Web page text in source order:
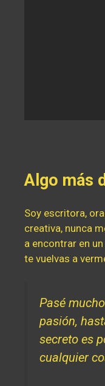
Algo más
Soy escritora,
creativa, nunca
a encontrar en
te vuelvas a
Pasé
pasión,
secreto es
cualquier